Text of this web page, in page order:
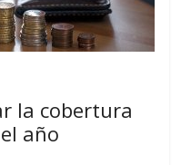
la cobertura
año